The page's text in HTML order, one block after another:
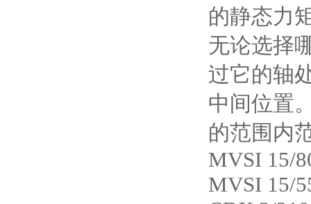
的静态力
无论选择
过它的轴
中间位置
的范围内
MVSI 15/
MVSI 15/